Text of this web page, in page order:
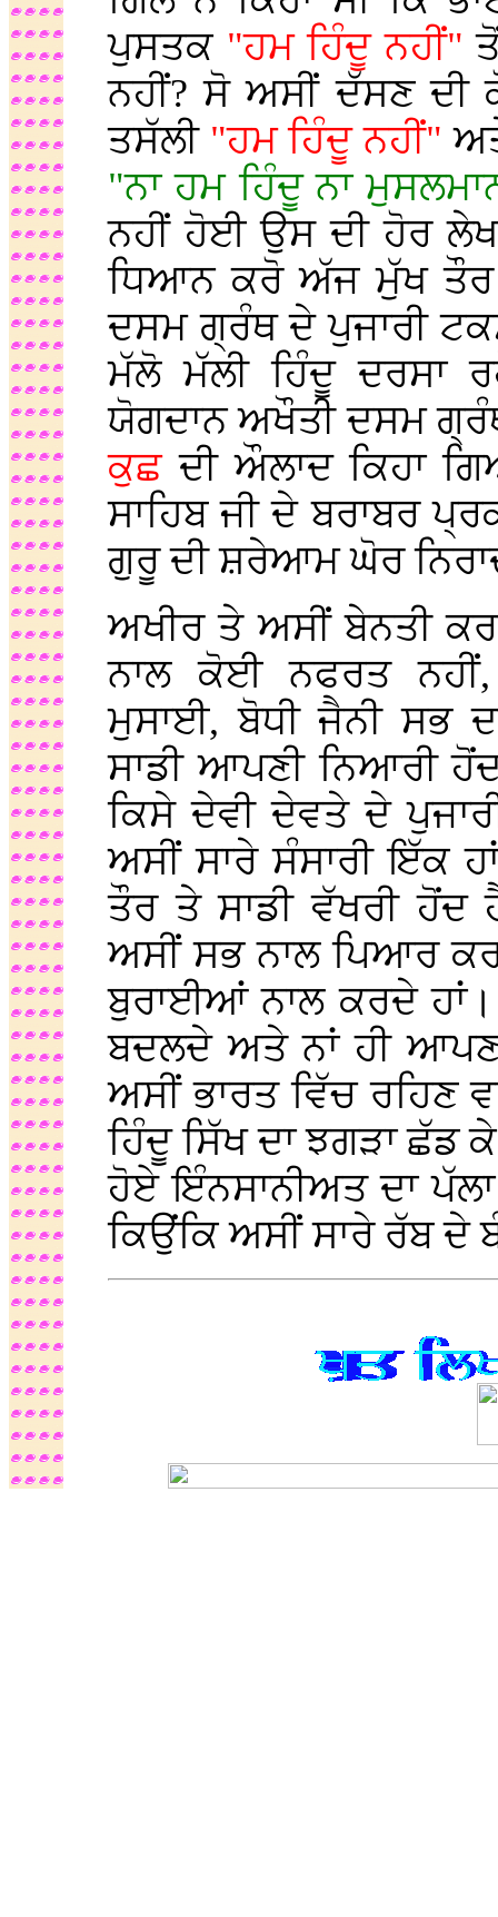
ਪੁਸਤਕ "ਹਮ ਹਿੰਦੂ ਨਹੀਂ"
ਨਹੀਂ? ਸੋ ਅਸੀਂ ਦੱਸਣ ਦੀ
ਤਸੱਲੀ "ਹਮ ਹਿੰਦੂ ਨਹੀਂ"
"ਨਾ ਹਮ ਹਿੰਦੂ ਨਾ
ਨਹੀਂ ਹੋਈ ਉਸ ਦੀ ਹੋਰ
ਧਿਆਨ ਕਰੋ ਅੱਜ ਮੁੱਖ
ਦਸਮ ਗ੍ਰੰਥ ਦੇ ਪੁਜਾਰੀ
ਮੱਲੋ ਮੱਲੀ ਹਿੰਦੂ ਦਰਸਾ
ਯੋਗਦਾਨ ਅਖੌਤੀ ਦਸਮ
ਕੁਛਦੀ ਔਲਾਦ ਕਿਹਾ
ਸਾਹਿਬ ਜੀ ਦੇ ਬਰਾਬਰ
ਗੁਰੂ ਦੀ ਸ਼ਰੇਆਮ ਘੋਰ
ਅਖੀਰ ਤੇ ਅਸੀਂ ਬੇਨਤੀ
ਨਾਲ ਕੋਈ ਨਫਰਤ
ਮੁਸਾਈ, ਬੋਧੀ ਜੈਨੀ ਸਭ
ਸਾਡੀ ਆਪਣੀ ਨਿਆਰੀ
ਕਿਸੇ ਦੇਵੀ ਦੇਵਤੇ ਦੇ
ਅਸੀਂ ਸਾਰੇ ਸੰਸਾਰੀ ਇੱਕ
ਤੌਰ ਤੇ ਸਾਡੀ ਵੱਖਰੀ ਹੋਂਦ
ਅਸੀਂ ਸਭ ਨਾਲ ਪਿਆਰ
ਬੁਰਾਈਆਂ ਨਾਲ ਕਰਦੇ ਹਾਂ।
ਬਦਲਦੇ ਅਤੇ ਨਾਂ ਹੀ
ਅਸੀਂ ਭਾਰਤ ਵਿੱਚ ਰਹਿਣ
ਹਿੰਦੂ ਸਿੱਖ ਦਾ ਝਗੜਾ
ਹੋਏ ਇੰਨਸਾਨੀਅਤ ਦਾ
ਕਿਉਂਕਿ ਅਸੀਂ ਸਾਰੇ ਰੱਬ ਦੇ